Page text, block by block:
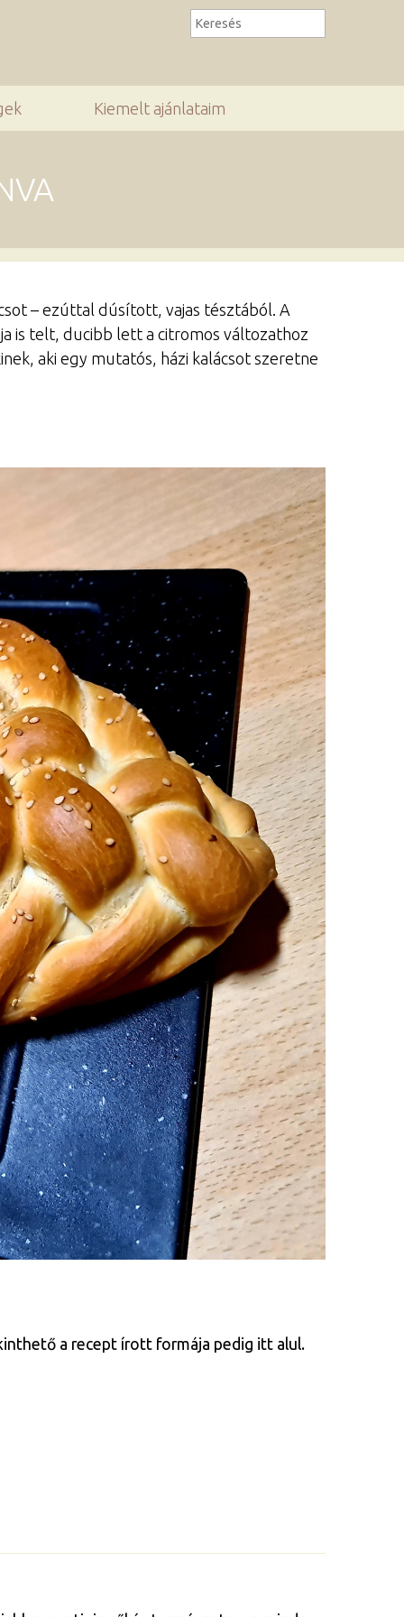
Kiemelt ajánlataim
– ezúttal dúsított, vajas tésztából. A
is telt, ducibb lett a citromos változathoz
aki egy mutatós, házi kalácsot szeretne
a recept írott formája pedig itt alul.